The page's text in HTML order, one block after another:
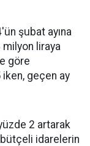
şubat ayına
liraya
göre
geçen ay
2 artarak
bütçeli idarelerin